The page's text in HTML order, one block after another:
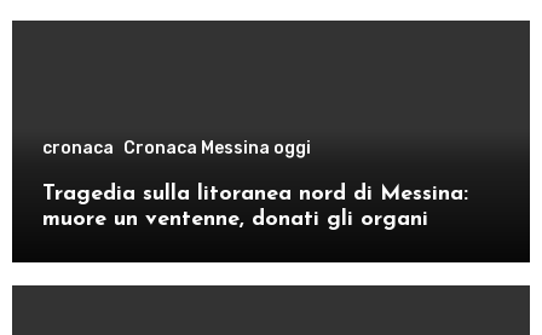
cronaca Cronaca Messina oggi
Tragedia sulla litoranea nord di Messina:
muore un ventenne, donati gli organi